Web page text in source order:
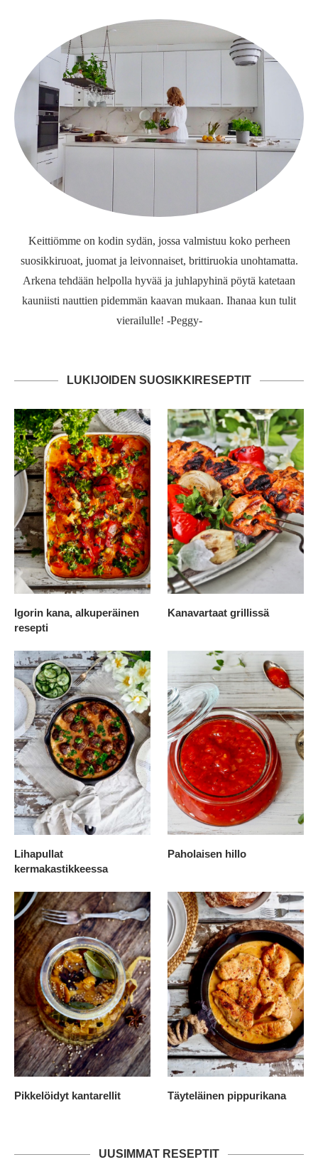
Keittiömme on kodin sydän, jossa valmistuu koko perheen
suosikkiruoat, juomat ja leivonnaiset, brittiruokia unohtamatta.
Arkena tehdään helpolla hyvää ja juhlapyhinä pöytä katetaan
kauniisti nauttien pidemmän kaavan mukaan. Ihanaa kun tulit
vierailulle! -Peggy-
LUKIJOIDEN SUOSIKKIRESEPTIT
Igorin kana, alkuperäinen
resepti
Kanavartaat grillissä
Lihapullat
kermakastikkeessa
Paholaisen hillo
Pikkelöidyt kantarellit Täyteläinen pippurikana
UUSIMMAT RESEPTIT